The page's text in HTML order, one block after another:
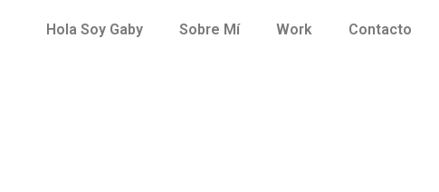
Hola Soy Gaby Sobre Mí Work Contacto